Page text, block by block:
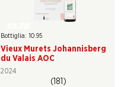
Bottiglia: 10.95
Vieux Murets Johannisberg
du Valais AOC
2024
(181)